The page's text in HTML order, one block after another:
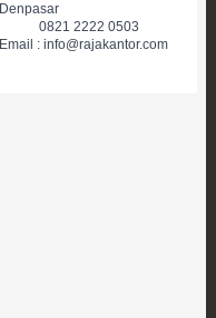
Denpasar
0821 2222 0503
Email : info@rajakantor.com